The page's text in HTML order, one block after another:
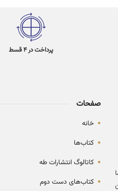
پرداخت در 4 قسط
صفحات
• خانه
• کتاب‌ها
• کاتالوگ انتشارات طه
• کتاب‌های دست دوم